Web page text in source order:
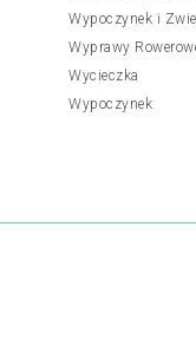
Wypoczynek i
Wyprawy
Wycieczka
Wypoczynek